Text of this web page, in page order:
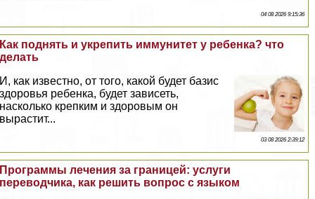
04 08 2026 9:15:36
Как поднять и укрепить иммунитет у ребенка? что
делать
И, как известно, от того, какой будет базис
здоровья ребенка, будет зависеть,
насколько крепким и здоровым он
вырастит...
03 08 2026 2:39:12
Программы лечения за границей: услуги
переводчика, как решить вопрос с языком